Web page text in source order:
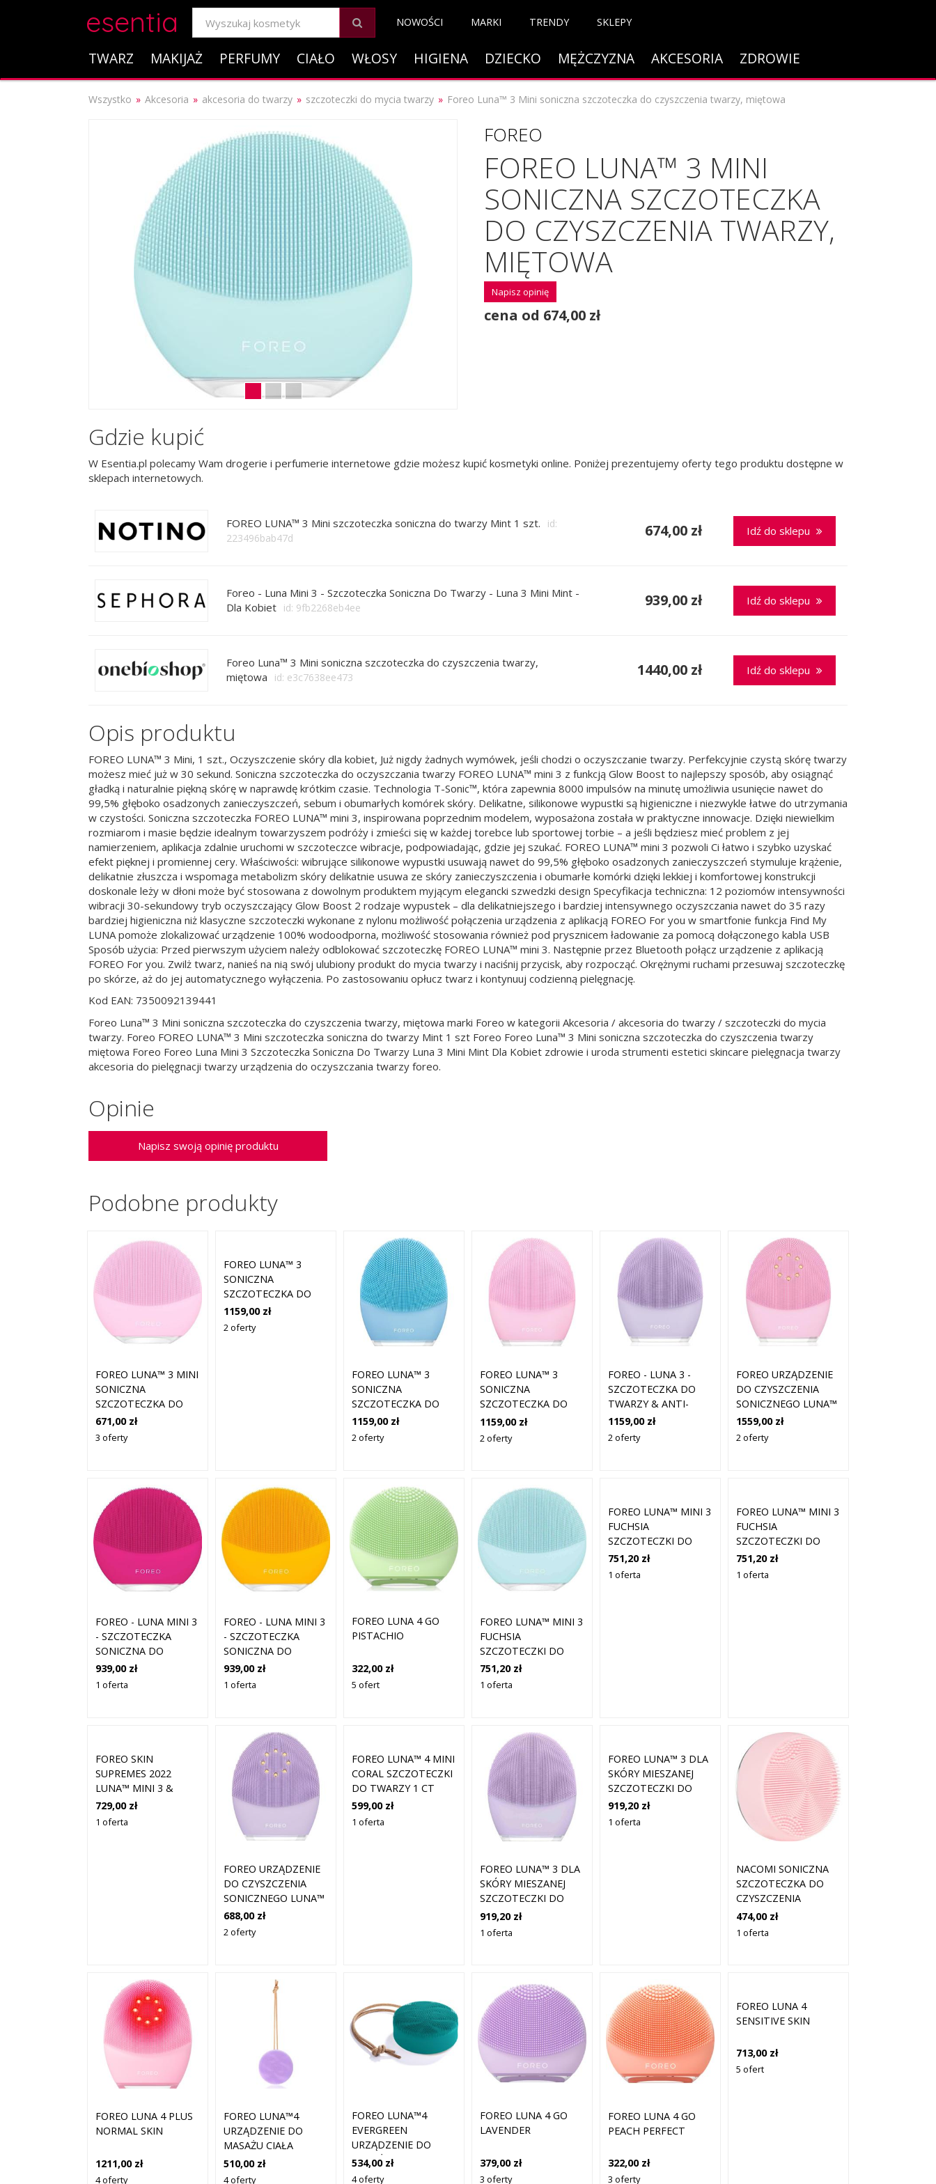
esentia NOWOŚCI MARKI TRENDY SKLEPY
TWARZ MAKIJAŻ PERFUMY CIAŁO WŁOSY HIGIENA DZIECKO MĘŻCZYZNA AKCESORIA ZDROWIE
Wszystko Akcesoria akcesoria do twarzy szczoteczki do mycia twarzy Foreo Luna™ 3 Mini soniczna szczoteczka do czyszczenia twarzy, miętowa
FOREO
FOREO LUNA™ 3 MINI
SONICZNA SZCZOTECZKA
DO CZYSZCZENIA TWARZY,
MIĘTOWA
Napisz opinię
cena od 674,00 zł
Gdzie kupić
W Esentia.pl polecamy Wam drogerie i perfumerie internetowe gdzie możesz kupić kosmetyki online. Poniżej prezentujemy oferty tego produktu dostępne w
sklepach internetowych.
FOREO LUNA™ 3 Mini szczoteczka soniczna do twarzy Mint 1 szt.
id:
223496bab47d
674,00 zł Idź do sklepu
Foreo - Luna Mini 3 - Szczoteczka Soniczna Do Twarzy - Luna 3 Mini Mint -
Dla Kobiet id: 9fb2268eb4ee 939,00 zł Idź do sklepu
Foreo Luna™ 3 Mini soniczna szczoteczka do czyszczenia twarzy,
miętowa
id: e3c7638ee473 1440,00 zł Idź do sklepu
Opis produktu
FOREO LUNA™ 3 Mini, 1 szt., Oczyszczenie skóry dla kobiet, Już nigdy żadnych wymówek, jeśli chodzi o oczyszczanie twarzy. Perfekcyjnie czystą skórę twarzy
możesz mieć już w 30 sekund. Soniczna szczoteczka do oczyszczania twarzy FOREO LUNA™ mini 3 z funkcją Glow Boost to najlepszy sposób, aby osiągnąć
gładką i naturalnie piękną skórę w naprawdę krótkim czasie. Technologia T-Sonic™, która zapewnia 8000 impulsów na minutę umożliwia usunięcie nawet do
99,5% głęboko osadzonych zanieczyszczeń, sebum i obumarłych komórek skóry. Delikatne, silikonowe wypustki są higieniczne i niezwykle łatwe do utrzymania
w czystości. Soniczna szczoteczka FOREO LUNA™ mini 3, inspirowana poprzednim modelem, wyposażona została w praktyczne innowacje. Dzięki niewielkim
rozmiarom i masie będzie idealnym towarzyszem podróży i zmieści się w każdej torebce lub sportowej torbie – a jeśli będziesz mieć problem z jej
namierzeniem, aplikacja zdalnie uruchomi w szczoteczce wibracje, podpowiadając, gdzie jej szukać. FOREO LUNA™ mini 3 pozwoli Ci łatwo i szybko uzyskać
efekt pięknej i promiennej cery. Właściwości: wibrujące silikonowe wypustki usuwają nawet do 99,5% głęboko osadzonych zanieczyszczeń stymuluje krążenie,
delikatnie złuszcza i wspomaga metabolizm skóry delikatnie usuwa ze skóry zanieczyszczenia i obumarłe komórki dzięki lekkiej i komfortowej konstrukcji
doskonale leży w dłoni może być stosowana z dowolnym produktem myjącym elegancki szwedzki design Specyfikacja techniczna: 12 poziomów intensywności
wibracji 30-sekundowy tryb oczyszczający Glow Boost 2 rodzaje wypustek – dla delikatniejszego i bardziej intensywnego oczyszczania nawet do 35 razy
bardziej higieniczna niż klasyczne szczoteczki wykonane z nylonu możliwość połączenia urządzenia z aplikacją FOREO For you w smartfonie funkcja Find My
LUNA pomoże zlokalizować urządzenie 100% wodoodporna, możliwość stosowania również pod prysznicem ładowanie za pomocą dołączonego kabla USB
Sposób użycia: Przed pierwszym użyciem należy odblokować szczoteczkę FOREO LUNA™ mini 3. Następnie przez Bluetooth połącz urządzenie z aplikacją
FOREO For you. Zwilż twarz, nanieś na nią swój ulubiony produkt do mycia twarzy i naciśnij przycisk, aby rozpocząć. Okrężnymi ruchami przesuwaj szczoteczkę
po skórze, aż do jej automatycznego wyłączenia. Po zastosowaniu opłucz twarz i kontynuuj codzienną pielęgnację.
Kod EAN: 7350092139441
Foreo Luna™ 3 Mini soniczna szczoteczka do czyszczenia twarzy, miętowa marki Foreo w kategorii Akcesoria / akcesoria do twarzy / szczoteczki do mycia
twarzy. Foreo FOREO LUNA™ 3 Mini szczoteczka soniczna do twarzy Mint 1 szt Foreo Foreo Luna™ 3 Mini soniczna szczoteczka do czyszczenia twarzy
miętowa Foreo Foreo Luna Mini 3 Szczoteczka Soniczna Do Twarzy Luna 3 Mini Mint Dla Kobiet zdrowie i uroda strumenti estetici skincare pielęgnacja twarzy
akcesoria do pielęgnacji twarzy urządzenia do oczyszczania twarzy foreo.
Opinie
Napisz swoją opinię produktu
Podobne produkty
FOREO LUNA™ 3 MINI
SONICZNA
SZCZOTECZKA DO
CZYSZCZENIA
TWARZY, PERŁOWY
671,00 zł
3 oferty
FOREO LUNA™ 3
SONICZNA
SZCZOTECZKA DO
CZYSZCZENIA
TWARZY
PRZECIWZMARSZCZKOWA
1159,00 zł
2 oferty
FOREO LUNA™ 3
SONICZNA
SZCZOTECZKA DO
CZYSZCZENIA
TWARZY EFEKT
PRZECIWZMARSZCZKOWY
1159,00 zł
2 oferty
FOREO LUNA™ 3
SONICZNA
SZCZOTECZKA DO
CZYSZCZENIA
TWARZY EFEKT
PRZECIWZMARSZCZKOWY
1159,00 zł
2 oferty
FOREO - LUNA 3 -
SZCZOTECZKA DO
TWARZY & ANTI-
AGING - SENSITIVE
SKIN - PEAUX
SENSIBLES - DLA
1159,00 zł
2 oferty
FOREO URZĄDZENIE
DO CZYSZCZENIA
SONICZNEGO LUNA™
3 PLUS Z FUNKCJĄ
TERMO I MASAŻEM
UJĘDRNIAJĄCYM DO
1559,00 zł
2 oferty
FOREO - LUNA MINI 3
- SZCZOTECZKA
SONICZNA DO
TWARZY - LUNA 3
MINI FUSCHIA - DLA
939,00 zł
1 oferta
FOREO - LUNA MINI 3
- SZCZOTECZKA
SONICZNA DO
TWARZY - LUNA 3
MINI SUNFLOWER
939,00 zł
1 oferta
FOREO LUNA 4 GO
PISTACHIO
322,00 zł
5 ofert
FOREO LUNA™ MINI 3
FUCHSIA
SZCZOTECZKI DO
TWARZY 1 CT BIAŁY
751,20 zł
1 oferta
FOREO LUNA™ MINI 3
FUCHSIA
SZCZOTECZKI DO
TWARZY 1 CT BIAŁY
751,20 zł
1 oferta
FOREO LUNA™ MINI 3
FUCHSIA
SZCZOTECZKI DO
TWARZY 1 CT ZŁOTY
751,20 zł
1 oferta
FOREO SKIN
SUPREMES 2022
LUNA™ MINI 3 &
UFO™ MINI 2 SET
ZESTAWY DO
729,00 zł
1 oferta
FOREO URZĄDZENIE
DO CZYSZCZENIA
SONICZNEGO LUNA™
3 PLUS Z FUNKCJĄ
TERMO I MASAŻEM
UJĘDRNIAJĄCYM DLA
688,00 zł
2 oferty
FOREO LUNA™ 4 MINI
CORAL SZCZOTECZKI
DO TWARZY 1 CT
KORALOWY
599,00 zł
1 oferta
FOREO LUNA™ 3 DLA
SKÓRY MIESZANEJ
SZCZOTECZKI DO
TWARZY 1 CT
SREBRNY
919,20 zł
1 oferta
FOREO LUNA™ 3 DLA
SKÓRY MIESZANEJ
SZCZOTECZKI DO
TWARZY 1 CT
SREBRNY
919,20 zł
1 oferta
NACOMI SONICZNA
SZCZOTECZKA DO
CZYSZCZENIA
TWARZY
474,00 zł
1 oferta
FOREO LUNA 4 PLUS
NORMAL SKIN
1211,00 zł
4 oferty
FOREO LUNA™4
URZĄDZENIE DO
MASAŻU CIAŁA
LAWENDA
510,00 zł
4 oferty
FOREO LUNA™4
EVERGREEN
URZĄDZENIE DO
MASAŻU CIAŁA
534,00 zł
4 oferty
FOREO LUNA 4 GO
LAVENDER
379,00 zł
3 oferty
FOREO LUNA 4 GO
PEACH PERFECT
322,00 zł
3 oferty
FOREO LUNA 4
SENSITIVE SKIN
713,00 zł
5 ofert